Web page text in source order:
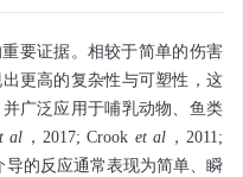
要证据。相较于简单的伤害
更高的复杂性与可塑性，这
广泛应用于哺乳动物、鱼类
al ，2017; Crook et al ，2011;
导的反应通常表现为简单、瞬